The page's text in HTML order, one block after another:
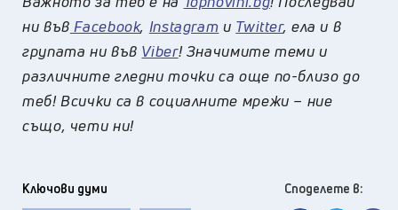
ни във Facebook, Instagram и Twitter, ела и в
групата ни във Viber! Значимите теми и
различните гледни точки са още по-близо до
теб! Всички са в социалните мрежи – ние
също, чети ни!
Ключови думи Споделете в: